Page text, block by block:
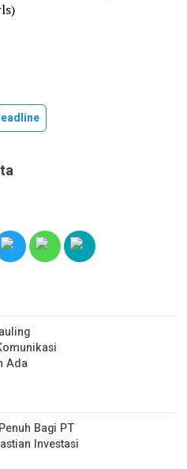
Ada
Bagi PT
Investasi